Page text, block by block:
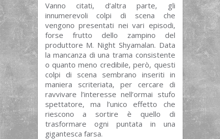
Vanno citati, d’altra parte, gli
innumerevoli colpi di scena che
vengono presentati nei vari episodi,
forse frutto dello zampino del
produttore M. Night Shyamalan. Data
la mancanza di una trama consistente
o quanto meno credibile, però, questi
colpi di scena sembrano inseriti in
maniera scriteriata, per cercare di
ravvivare l’interesse nell’ormai stufo
spettatore, ma l’unico effetto che
riescono a sortire è quello di
trasformare ogni puntata in una
gigantesca farsa.